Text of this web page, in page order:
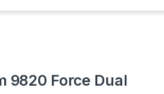
9820 Force Dual